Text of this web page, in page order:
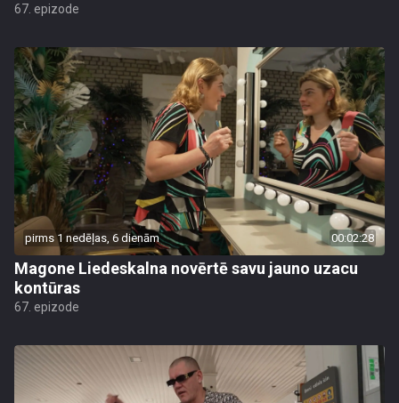
67. epizode
pirms 1 nedēļas, 6 dienām 00:02:28
Magone Liedeskalna novērtē savu jauno uzacu
kontūras
67. epizode